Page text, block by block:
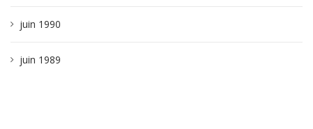
juin 1990
juin 1989